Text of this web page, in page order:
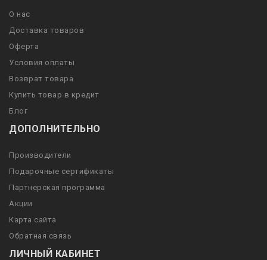
О нас
Доставка товаров
Оферта
Условия оплаты
Возврат товара
Купить товар в кредит
Блог
ДОПОЛНИТЕЛЬНО
Производители
Подарочные сертификаты
Партнерская программа
Акции
Карта сайта
Обратная связь
ЛИЧНЫЙ КАБИНЕТ